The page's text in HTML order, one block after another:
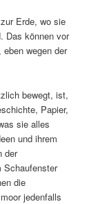
Erde, wo sie
Das können vor
wegen der
bewegt, ist,
Papier,
sie alles
und ihrem
der
Schaufenster
die
jedenfalls